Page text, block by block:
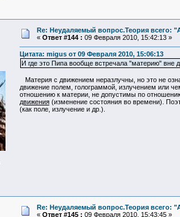
Re: Неудаляемый вопрос.Теория всего:
« Ответ #144 : 09 Февраля 2010, 15:42:13 »
Цитата: migus от 09 Февраля 2010, 15:06:13
И где это Пипа вообще встречала "материю" вне
Материя с движением неразлучны, но это не
движение полем, голограммой, излучением или
отношению к материи, не допустимы по
движения(изменение состояния во времени).
(как поле, излучение и др.).
Re: Неудаляемый вопрос.Теория всего:
« Ответ #145 : 09 Февраля 2010, 15:43:45 »